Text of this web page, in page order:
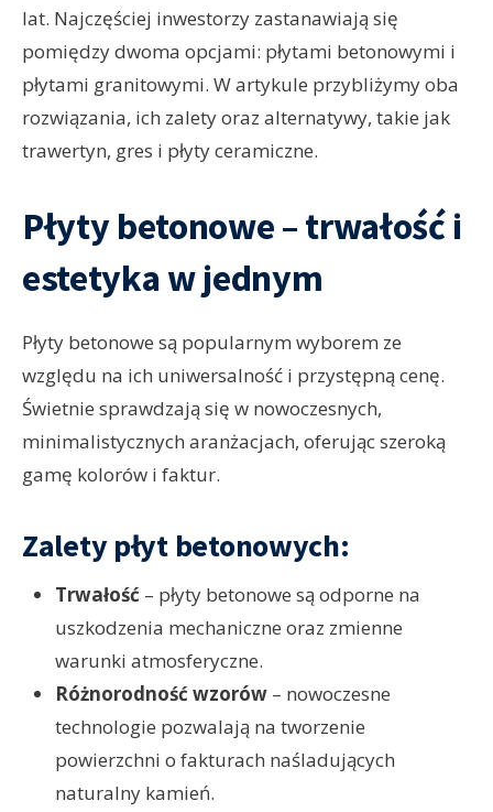
lat. Najczęściej inwestorzy zastanawiają się
pomiędzy dwoma opcjami: płytami betonowymi i
płytami granitowymi. W artykule przybliżymy oba
rozwiązania, ich zalety oraz alternatywy, takie jak
trawertyn, gres i płyty ceramiczne.
Płyty betonowe – trwałość i
estetyka w jednym
Płyty betonowe są popularnym wyborem ze
względu na ich uniwersalność i przystępną cenę.
Świetnie sprawdzają się w nowoczesnych,
minimalistycznych aranżacjach, oferując szeroką
gamę kolorów i faktur.
Zalety płyt betonowych:
Trwałość – płyty betonowe są odporne na
uszkodzenia mechaniczne oraz zmienne
warunki atmosferyczne.
Różnorodność wzorów – nowoczesne
technologie pozwalają na tworzenie
powierzchni o fakturach naśladujących
naturalny kamień.